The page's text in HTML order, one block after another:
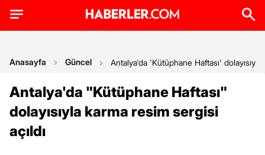
Anasayfa Güncel Antalya'da 'Kütüphane Haftası'
Antalya'da "Kütüphane Haftası"
dolayısıyla karma resim sergisi
açıldı